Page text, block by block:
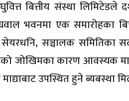
बित्तीय संस्था
भवनमा एक समारोहका
सञ्चालक समितिका
जोखिमका कारण आवस्यक
उपस्थित हुने ब्यबस्था